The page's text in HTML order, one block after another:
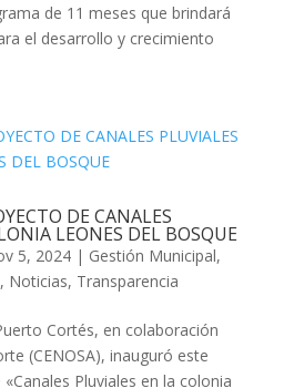
de 11 meses que brindará
el desarrollo y crecimiento
DE CANALES
LEONES DEL BOSQUE
5, 2024| Gestión Municipal,
, Noticias, Transparencia
Cortés, en colaboración
(CENOSA), inauguró este
Pluviales en la colonia